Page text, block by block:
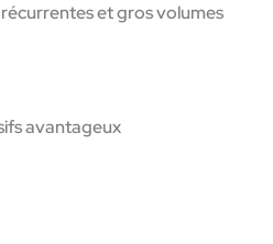
et gros volumes
avantageux